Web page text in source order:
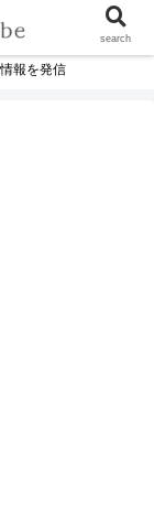
報を発信
search